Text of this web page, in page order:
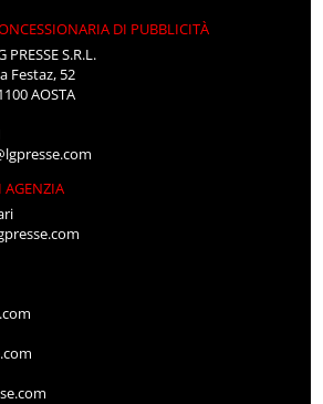
DI PUBBLICITÀ
PRESSE S.R.L.
Festaz, 52
AOSTA
AGENZIA